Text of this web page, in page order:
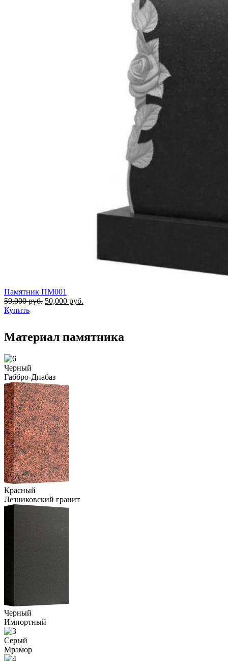
Памятник ПМ001
59,000руб. 50,000 руб.
Купить
Материал памятника
Черный
Габбро-Диабаз
Красный
Лезниковский гранит
Черный
Импортный
Серый
Мрамор